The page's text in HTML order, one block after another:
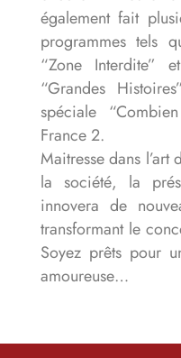
également fait
programmes tels
“Zone Interdite”
“Grandes
spéciale
France 2.
Maitresse dans l’art
la société, la
innovera de
transformant le
Soyez prêts pour
amoureuse…